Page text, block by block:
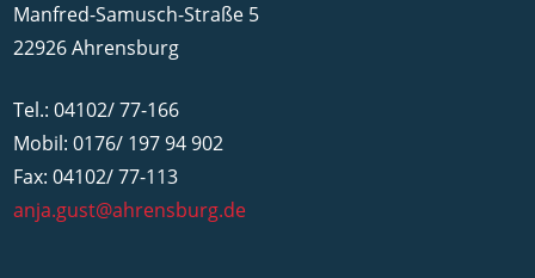
Manfred-Samusch-Straße 5
22926 Ahrensburg
Tel.: 04102/ 77-166
Mobil: 0176/ 197 94 902
Fax: 04102/ 77-113
anja.gust@ahrensburg.de